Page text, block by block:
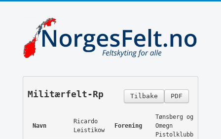
PDF
Tilbake
Militærfelt-Rp
Navn
Ricardo
Leistikow
Forening
Tønsberg og
Omegn
Pistolklubb